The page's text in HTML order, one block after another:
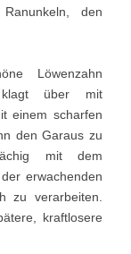
den
Löwenzahn
klagt über mit
einem scharfen
den Garaus zu
mit dem
erwachenden
zu verarbeiten.
kraftlosere